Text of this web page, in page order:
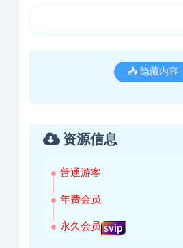
📥 隐藏内容
资源信息
普通游客
年费会员
永久会员 svip